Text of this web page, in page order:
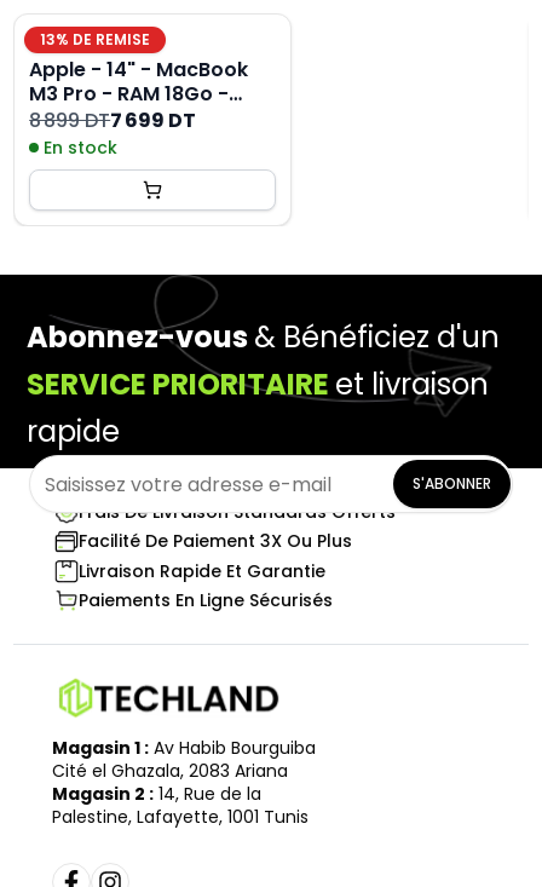
13% DE REMISE
Apple - 14" - MacBook
M3 Pro - RAM 18Go -
Stockage 512Go - Gris
sidéral - Azerty
8 899 DT7 699 DT
En stock
Abonnez-vous& Bénéficiez d'un
SERVICE PRIORITAIRE et livraison
rapide
S'ABONNER
Frais De Livraison Standards Offerts
Facilité De Paiement 3X Ou Plus
Livraison Rapide Et Garantie
Paiements En Ligne Sécurisés
Magasin 1 : Av Habib Bourguiba
Cité el Ghazala, 2083 Ariana
Magasin 2 : 14, Rue de la
Palestine, Lafayette, 1001 Tunis